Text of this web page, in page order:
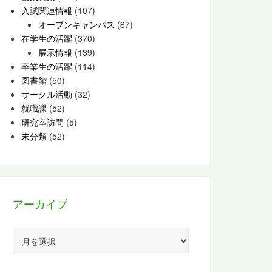
入試関連情報 (107)
オープンキャンパス (87)
在学生の活躍 (370)
展示情報 (139)
卒業生の活躍 (114)
図書館 (50)
サークル活動 (32)
就職課 (52)
研究室訪問 (5)
未分類 (52)
アーカイブ
カ